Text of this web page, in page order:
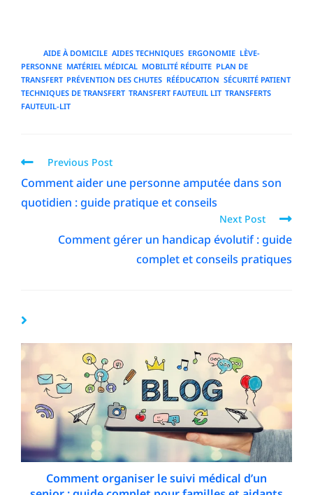
AIDE À DOMICILE, AIDES TECHNIQUES, ERGONOMIE, LÈVE-
PERSONNE, MATÉRIEL MÉDICAL, MOBILITÉ RÉDUITE, PLAN DE
TRANSFERT, PRÉVENTION DES CHUTES, RÉÉDUCATION SÉCURITÉ PATIENT,
TECHNIQUES DE TRANSFERT, TRANSFERT FAUTEUIL LIT, TRANSFERTS
FAUTEUIL-LIT
Previous Post
Comment aider une personne amputée dans son
quotidien : guide pratique et conseils
Next Post
Comment gérer un handicap évolutif : guide
complet et conseils pratiques
Comment organiser le suivi médical d’un